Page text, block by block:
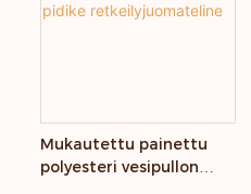
Mukautettu painettu
polyesteri vesipullon